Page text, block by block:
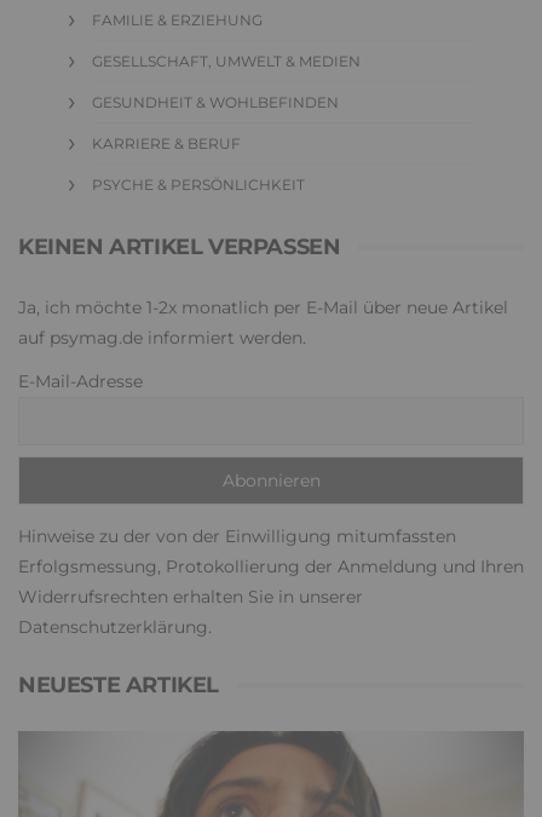
FAMILIE & ERZIEHUNG
GESELLSCHAFT, UMWELT & MEDIEN
GESUNDHEIT & WOHLBEFINDEN
KARRIERE & BERUF
PSYCHE & PERSÖNLICHKEIT
KEINEN ARTIKEL VERPASSEN
Ja, ich möchte 1-2x monatlich per E-Mail über neue Artikel
auf psymag.de informiert werden.
E-Mail-Adresse
Hinweise zu der von der Einwilligung mitumfassten
Erfolgsmessung, Protokollierung der Anmeldung und Ihren
Widerrufsrechten erhalten Sie in unserer
Datenschutzerklärung.
NEUESTE ARTIKEL